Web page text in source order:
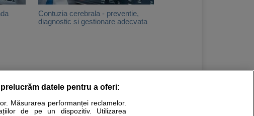
Contuzia cerebrala - preventie,
diagnostic si gestionare adecvata
datele pentru a oferi:
Măsurarea performanței reclamelor.
de pe un dispozitiv. Utilizarea